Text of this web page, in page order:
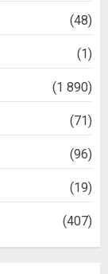
(48)
(1)
(1 890)
(71)
(96)
(19)
(407)